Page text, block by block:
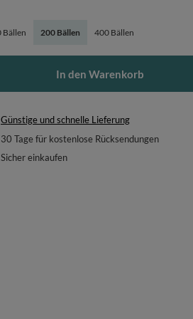
Bällen 200 Bällen 400 Bällen
In den Warenkorb
Günstige und schnelle Lieferung
30 Tage für kostenlose Rücksendungen
Sicher einkaufen